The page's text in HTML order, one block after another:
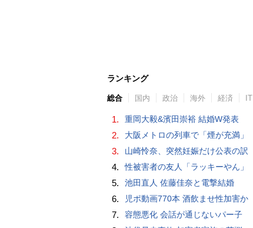
ランキング
総合 国内 政治 海外 経済 IT
1. 重岡大毅&濱田崇裕 結婚W発表
2. 大阪メトロの列車で「煙が充満」
3. 山崎怜奈、突然妊娠だけ公表の訳
4. 性被害者の友人「ラッキーやん」
5. 池田直人 佐藤佳奈と電撃結婚
6. 児ポ動画770本 酒飲ませ性加害か
7. 容態悪化 会話が通じないパー子